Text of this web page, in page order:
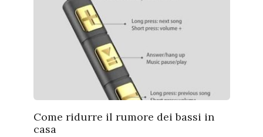
Come ridurre il rumore dei bassi in
casa